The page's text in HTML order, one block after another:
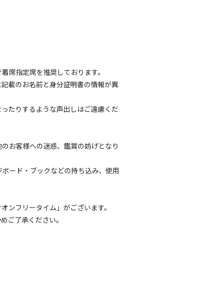
席指定席を推奨しております。
載のお名前と身分証明書の情報が異
たりするような声出しはご遠慮くだ
お客様への迷惑、鑑賞の妨げとなり
ード・ブックなどの持ち込み、使用
）
ンフリータイム」がございます。
ご了承ください。